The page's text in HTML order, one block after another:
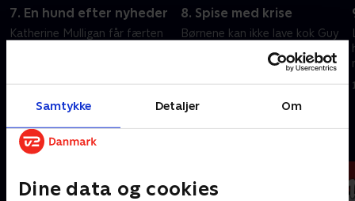
Samtykke Detaljer Om
Dine data og cookies
7. En hund efter nyheder
Katherine Mulligan får færten
18. maj 2023 • 21 min
8. Spise med krise
Børnene kan ikke lave kok Guy
Børnene leder efter
14. juni 2023 • 21 min
Andre så også